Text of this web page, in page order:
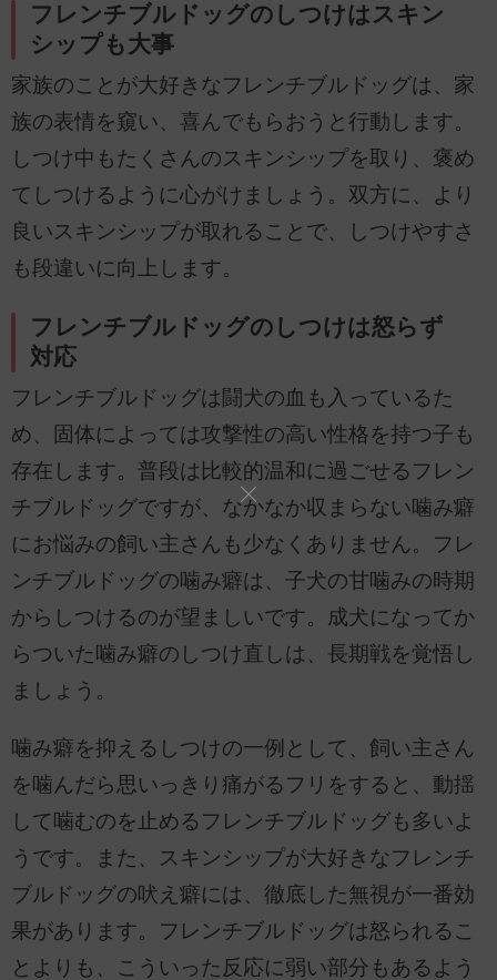
フレンチブルドッグのしつけはスキン
シップも大事
家族のことが大好きなフレンチブルドッグは、家
族の表情を窺い、喜んでもらおうと行動します。
しつけ中もたくさんのスキンシップを取り、褒め
てしつけるように心がけましょう。双方に、より
良いスキンシップが取れることで、しつけやすさ
も段違いに向上します。
フレンチブルドッグのしつけは怒らず
対応
フレンチブルドッグは闘犬の血も入っているた
め、固体によっては攻撃性の高い性格を持つ子も
存在します。普段は比較的温和に過ごせるフレン
チブルドッグですが、なかなか収まらない噛み癖
にお悩みの飼い主さんも少なくありません。フレ
ンチブルドッグの噛み癖は、子犬の甘噛みの時期
からしつけるのが望ましいです。成犬になってか
らついた噛み癖のしつけ直しは、長期戦を覚悟し
ましょう。
噛み癖を抑えるしつけの一例として、飼い主さん
を噛んだら思いっきり痛がるフリをすると、動揺
して噛むのを止めるフレンチブルドッグも多いよ
うです。また、スキンシップが大好きなフレンチ
ブルドッグの吠え癖には、徹底した無視が一番効
果があります。フレンチブルドッグは怒られるこ
とよりも、こういった反応に弱い部分もあるよう